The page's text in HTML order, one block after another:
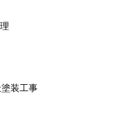
装工事